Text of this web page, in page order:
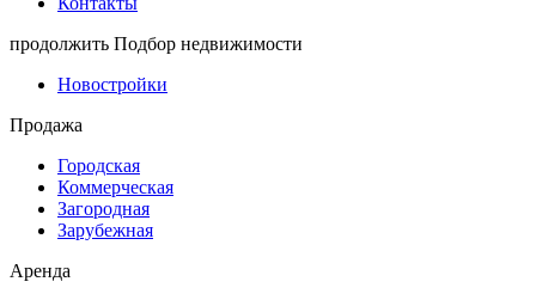
продолжить Подбор недвижимости
Новостройки
Продажа
Городская
Коммерческая
Загородная
Зарубежная
Аренда